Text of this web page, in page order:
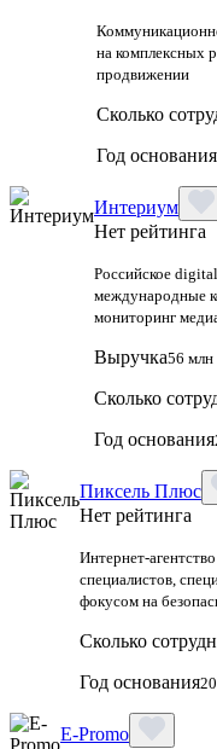
на комплексных
продвижении
Сколько
Год основания
Интериум
Нет рейтинга
Российское
международные
мониторинг
Выручка56 млн
Сколько
Год основания
Пиксель Плюс
Нет рейтинга
Интернет-
специалистов,
фокусом на
Сколько
Год основания
E-Promo